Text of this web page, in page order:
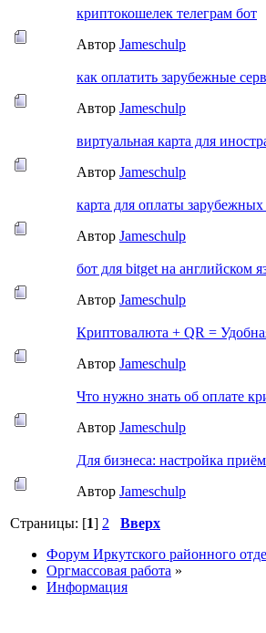
криптокошелек телеграм бот
Автор Jameschulp
как оплатить зарубежные
Автор Jameschulp
виртуальная карта для
Автор Jameschulp
карта для оплаты зарубежных
Автор Jameschulp
бот для bitget на английском
Автор Jameschulp
Криптовалюта + QR =
Автор Jameschulp
Что нужно знать об оплате
Автор Jameschulp
Для бизнеса: настройка
Автор Jameschulp
Страницы: [1] 2
Вверх
Форум Иркутского районного
Оргмассовая работа »
Информация